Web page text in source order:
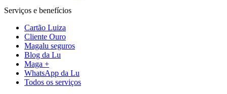
Serviços e benefícios
Cartão Luiza
Cliente Ouro
Magalu seguros
Blog da Lu
Maga +
WhatsApp da Lu
Todos os serviços